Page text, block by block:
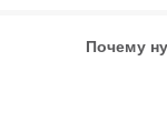
Почему